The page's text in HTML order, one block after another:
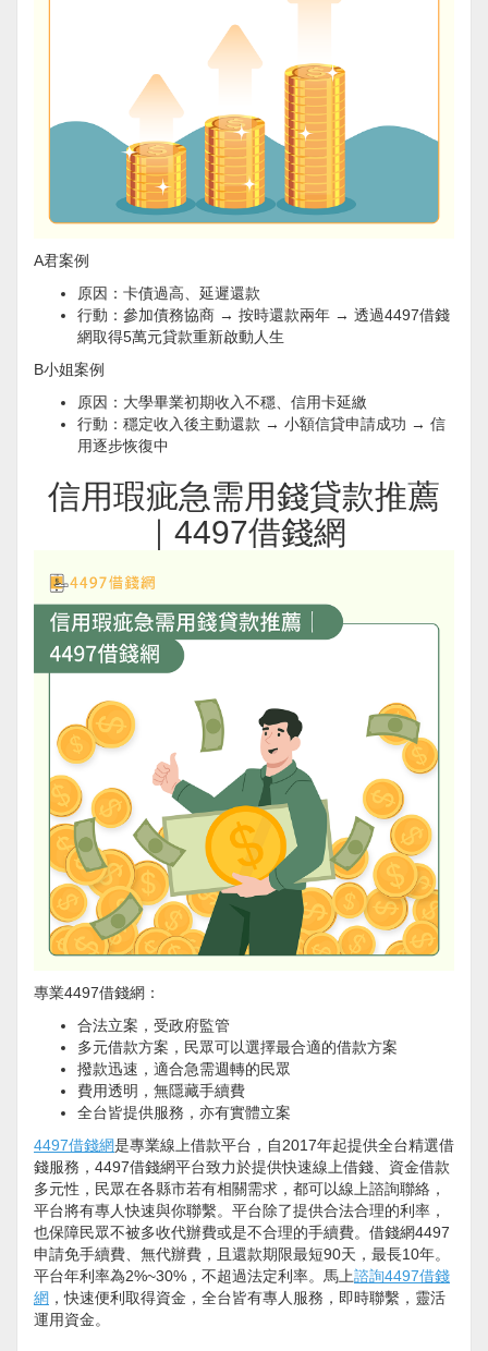
A君案例
原因：卡債過高、延遲還款
行動：參加債務協商 → 按時還款兩年 → 透過4497借錢
網取得5萬元貸款重新啟動人生
B小姐案例
原因：大學畢業初期收入不穩、信用卡延繳
行動：穩定收入後主動還款 → 小額信貸申請成功 → 信
用逐步恢復中
信用瑕疵急需用錢貸款推薦
｜4497借錢網
專業4497借錢網：
合法立案，受政府監管
多元借款方案，民眾可以選擇最合適的借款方案
撥款迅速，適合急需週轉的民眾
費用透明，無隱藏手續費
全台皆提供服務，亦有實體立案
4497借錢網是專業線上借款平台，自2017年起提供全台精選借
錢服務，4497借錢網平台致力於提供快速線上借錢、資金借款
多元性，民眾在各縣市若有相關需求，都可以線上諮詢聯絡，
平台將有專人快速與你聯繫。平台除了提供合法合理的利率，
也保障民眾不被多收代辦費或是不合理的手續費。借錢網4497
申請免手續費、無代辦費，且還款期限最短90天，最長10年。
平台年利率為2%~30%，不超過法定利率。馬上諮詢4497借錢
網 ，快速便利取得資金，全台皆有專人服務，即時聯繫，靈活
運用資金。